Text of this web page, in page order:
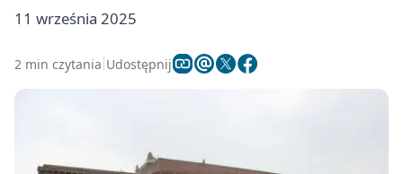
11 września 2025
2 min czytania Udostępnij